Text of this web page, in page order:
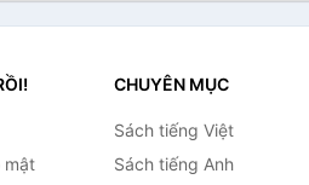
mật
CHUYÊN MỤC
Sách tiếng Việt
Sách tiếng Anh